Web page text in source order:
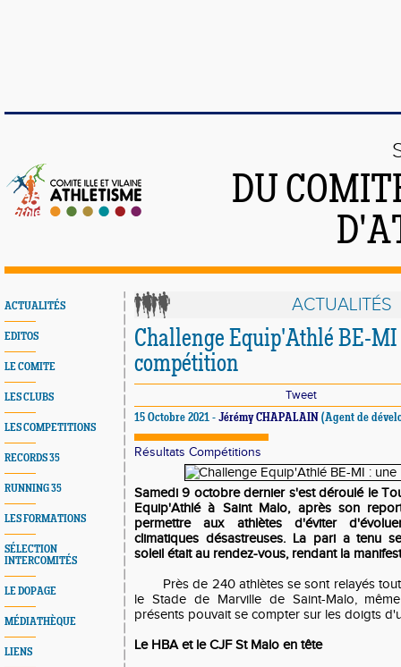
DU
ACTUALITÉS
EDITOS
LE COMITE
LES CLUBS
LES COMPETITIONS
RECORDS 35
RUNNING 35
LES FORMATIONS
SÉLECTION
INTERCOMITÉS
LE DOPAGE
MÉDIATHÈQUE
LIENS
ACTUALITÉS
Challenge Equip'Athlé BE-
compétition
Tweet
15 Octobre 2021 - Jérémy CHAPALAIN (Agent de
Résultats Compétitions
Samedi 9 octobre dernier s'est déroulé le
Equip'Athlé à Saint Malo, après son
permettre aux athlètes d'éviter
climatiques désastreuses. La pari a tenu
soleil était au rendez-vous, rendant la
Près de 240 athlètes se sont relayés
le Stade de Marville de Saint-Malo,
présents pouvait se compter sur les doigts
Le HBA et le CJF St Malo en tête